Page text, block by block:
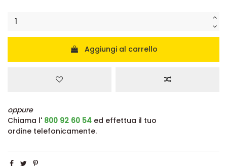
Aggiungi al carrello
oppure
Chiama l' 800 92 60 54 ed effettua il tuo
ordine telefonicamente.